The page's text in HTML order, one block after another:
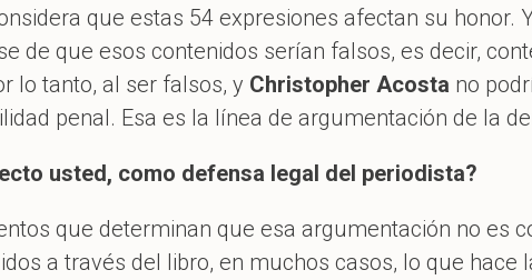
que estas 54 expresiones afectan su honor.
de que esos contenidos serían falsos, es decir,
lo tanto, al ser falsos, y Christopher Acosta no
penal. Esa es la línea de argumentación de la
usted, como defensa legal del periodista?
que determinan que esa argumentación no es
a través del libro, en muchos casos, lo que hace